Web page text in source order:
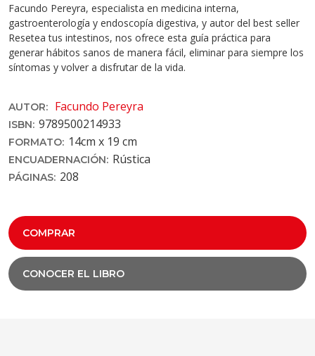
Facundo Pereyra, especialista en medicina interna,
gastroenterología y endoscopía digestiva, y autor del best seller
Resetea tus intestinos, nos ofrece esta guía práctica para
generar hábitos sanos de manera fácil, eliminar para siempre los
síntomas y volver a disfrutar de la vida.
AUTOR: Facundo Pereyra
ISBN: 9789500214933
FORMATO: 14cm x 19 cm
ENCUADERNACIÓN: Rústica
PÁGINAS: 208
COMPRAR
CONOCER EL LIBRO